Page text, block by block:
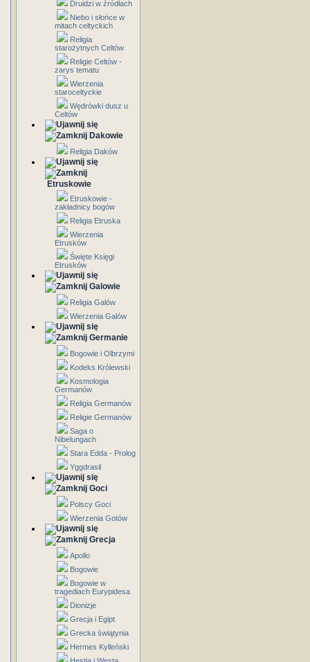
Druidzi w źródłach
Niebo i słońce w
mitach celtyckich
Religia
starożytnych Celtów
Religie Celtów -
zarys tematu
Wierzenia
staroceltyckie
Wędrówki dusz u
Celtów
Dakowie
Religia Daków
Etruskowie
Etruskowie -
zakładnicy bogów
Religia Etruska
Wierzenia
Etrusków
Święte Księgi
Etrusków
Galowie
Religia Galów
Wierzenia Galów
Germanie
Bogowie i Olbrzymi
Kodeks Królewski
Kosmologia
Germanów
Religia Germanów
Religie Germanów
Saga o
Nibelungach
Stara Edda - Prolog
Yggdrasil
Goci
Polscy Goci
Wierzenia Gotów
Grecja
Apollo
Bogowie
Bogowie w
tragediach Eurypidesa
Dionizje
Grecja i Egipt
Grecka świątynia
Hermes Kylleński